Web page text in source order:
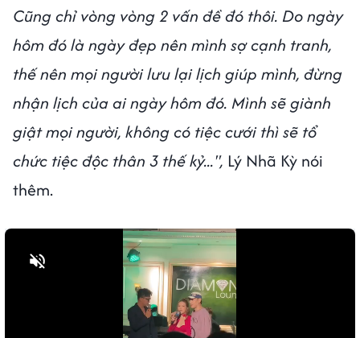
Cũng chỉ vòng vòng 2 vấn đề đó thôi. Do ngày
hôm đó là ngày đẹp nên mình sợ cạnh tranh,
thế nên mọi người lưu lại lịch giúp mình, đừng
nhận lịch của ai ngày hôm đó. Mình sẽ giành
giật mọi người, không có tiệc cưới thì sẽ tổ
chức tiệc độc thân 3 thế kỷ...", Lý Nhã Kỳ nói
thêm.